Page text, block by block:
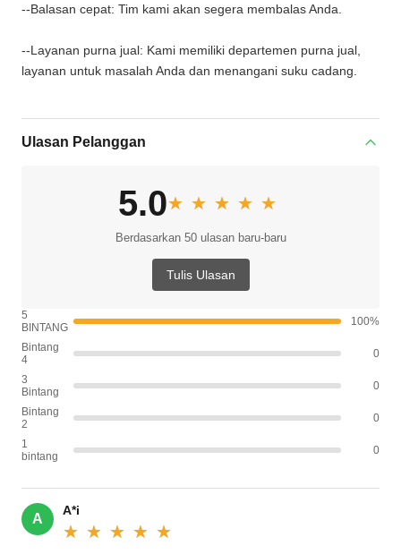
--Balasan cepat: Tim kami akan segera membalas Anda.
--Layanan purna jual: Kami memiliki departemen purna jual,
layanan untuk masalah Anda dan menangani suku cadang.
Ulasan Pelanggan
5.0★★★★★
★★★★★
Berdasarkan 50 ulasan baru-baru
Tulis Ulasan
5
BINTANG
100%
Bintang
4
0
3
Bintang
0
Bintang
2
0
1
bintang
0
A
A*i
★★★★★
★★★★★